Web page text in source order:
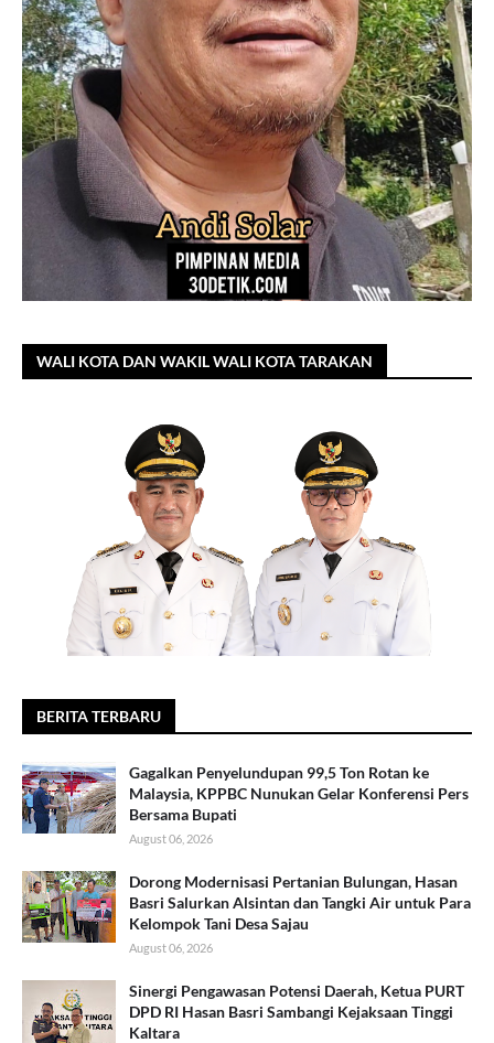
WALI KOTA DAN WAKIL WALI KOTA TARAKAN
BERITA TERBARU
Gagalkan Penyelundupan 99,5 Ton Rotan ke
Malaysia, KPPBC Nunukan Gelar Konferensi Pers
Bersama Bupati
August 06, 2026
Dorong Modernisasi Pertanian Bulungan, Hasan
Basri Salurkan Alsintan dan Tangki Air untuk Para
Kelompok Tani Desa Sajau
August 06, 2026
Sinergi Pengawasan Potensi Daerah, Ketua PURT
DPD RI Hasan Basri Sambangi Kejaksaan Tinggi
Kaltara